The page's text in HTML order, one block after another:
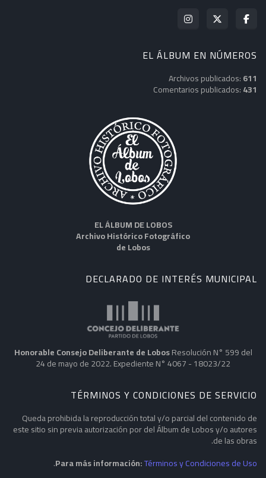
EL ÁLBUM EN NÚMEROS
Archivos publicados:611
Comentarios publicados:431
EL ÁLBUM DE LOBOS
Archivo Histórico Fotográfico
de Lobos
DECLARADO DE INTERÉS MUNICIPAL
Honorable Consejo Deliberante de LobosResolución N° 599 del
24 de mayo de 2022. Expediente N° 4067 - 18023/22
TÉRMINOS Y CONDICIONES DE SERVICIO
Queda prohibida la reproducción total y/o parcial del contenido de
este sitio sin previa autorización por del Álbum de Lobos y/o autores
de las obras.
Para más información:Términos y Condiciones de Uso
.